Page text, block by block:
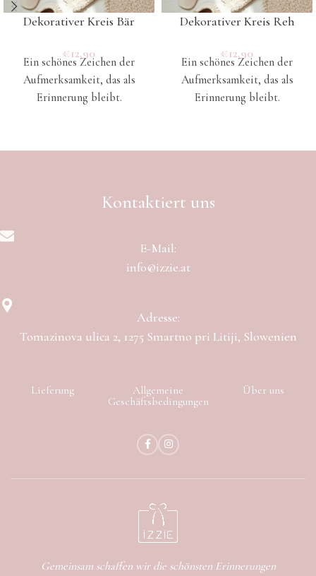
Dekorativer Kreis Bär
€12.90
Ein schönes Zeichen der
Aufmerksamkeit, das als
Erinnerung bleibt.
Dekorativer Kreis Reh
€12.90
Ein schönes Zeichen der
Aufmerksamkeit, das als
Erinnerung bleibt.
Kontaktiert uns
E-Mail:
info@izzie.at
Adresse:
Tomazinova ulica 2, 1275 Smartno pri Litiji, Slowenien
Lieferung
Allgemeine
Geschäftsbedingungen
Über uns
Gemeinsam schaffen wir die schönsten Erinnerungen